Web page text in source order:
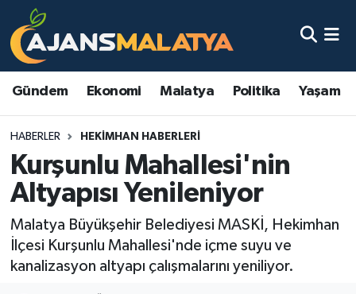
Gündem Ekonomi Malatya Politika Yaşam
HABERLER HEKIMHAN HABERLERI
Kurşunlu Mahallesi'nin
Altyapısı Yenileniyor
Malatya Büyükşehir Belediyesi MASKİ, Hekimhan
İlçesi Kurşunlu Mahallesi'nde içme suyu ve
kanalizasyon altyapı çalışmalarını yeniliyor.
Asayiş
Eğitim
Ekonomi
Gündem
Kadın
Malatya Nöbetçi Eczaneler
Malatya Namaz Vakitleri
Malatya Trafik Yoğunluk Haritası
TFF 3.Lig 2.Grup Puan Durumu ve Fikstür
Tüm Manşetler